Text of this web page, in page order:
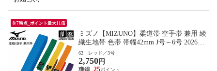
8/7時点_ポイント最大11倍
ミズノ【MIZUNO】柔道帯 空手帯 兼用 綾
織生地帯 色帯 帯幅42mm J号～6号 2026年
継続モデル【22JV9A18 帯 柔道 空手 空手
道 刺繍加工不可】【翌日配達対象】[自社]
62 レッド／3号
2,750円
25